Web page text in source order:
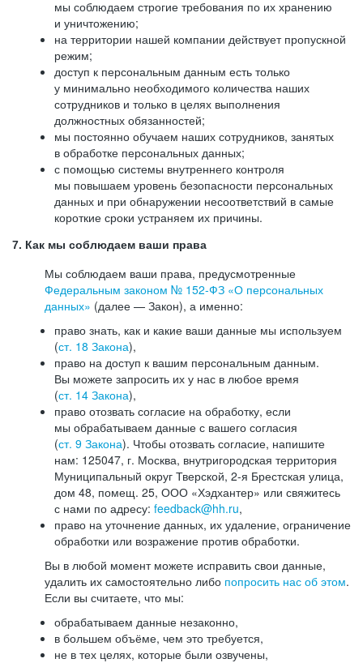
мы соблюдаем строгие требования по их хранению
и уничтожению;
на территории нашей компании действует пропускной
режим;
доступ к персональным данным есть только
у минимально необходимого количества наших
сотрудников и только в целях выполнения
должностных обязанностей;
мы постоянно обучаем наших сотрудников, занятых
в обработке персональных данных;
с помощью системы внутреннего контроля
мы повышаем уровень безопасности персональных
данных и при обнаружении несоответствий в самые
короткие сроки устраняем их причины.
7. Как мы соблюдаем ваши права
Мы соблюдаем ваши права, предусмотренные
Федеральным законом № 152-ФЗ «О персональных
данных» (далее — Закон), а именно:
право знать, как и какие ваши данные мы используем
(ст. 18 Закона),
право на доступ к вашим персональным данным.
Вы можете запросить их у нас в любое время
(ст. 14 Закона),
право отозвать согласие на обработку, если
мы обрабатываем данные с вашего согласия
(ст. 9 Закона). Чтобы отозвать согласие, напишите
нам: 125047, г. Москва, внутригородская территория
Муниципальный округ Тверской, 2-я Брестская улица,
дом 48, помещ. 25, ООО «Хэдхантер» или свяжитесь
с нами по адресу: feedback@hh.ru,
право на уточнение данных, их удаление, ограничение
обработки или возражение против обработки.
Вы в любой момент можете исправить свои данные,
удалить их самостоятельно либо попросить нас об этом.
Если вы считаете, что мы:
обрабатываем данные незаконно,
в большем объёме, чем это требуется,
не в тех целях, которые были озвучены,